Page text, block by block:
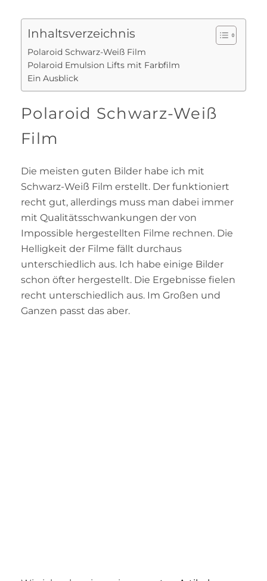
Inhaltsverzeichnis
Polaroid Schwarz-Weiß Film
Polaroid Emulsion Lifts mit Farbfilm
Ein Ausblick
Polaroid Schwarz-Weiß
Film
Die meisten guten Bilder habe ich mit
Schwarz-Weiß Film erstellt. Der funktioniert
recht gut, allerdings muss man dabei immer
mit Qualitätsschwankungen der von
Impossible hergestellten Filme rechnen. Die
Helligkeit der Filme fällt durchaus
unterschiedlich aus. Ich habe einige Bilder
schon öfter hergestellt. Die Ergebnisse fielen
recht unterschiedlich aus. Im Großen und
Ganzen passt das aber.